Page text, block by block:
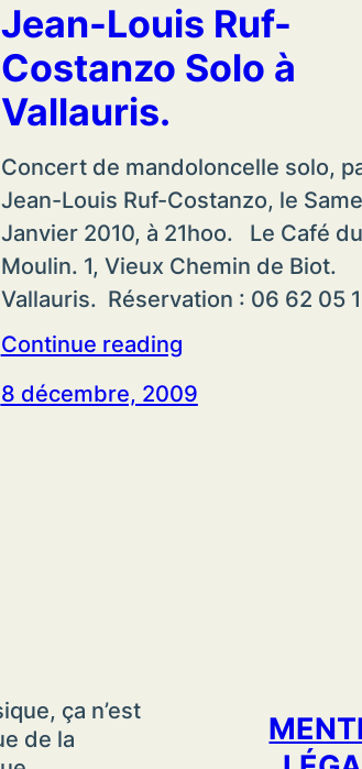
Jean-Louis Ruf-
Costanzo Solo à
Vallauris.
Concert de mandoloncelle solo,
Jean-Louis Ruf-Costanzo, le
Janvier 2010, à 21hoo. Le Café du
Moulin. 1, Vieux Chemin de Biot.
Vallauris. Réservation : 06 62 05
Continue reading
8 décembre, 2009
ça n’est
de la